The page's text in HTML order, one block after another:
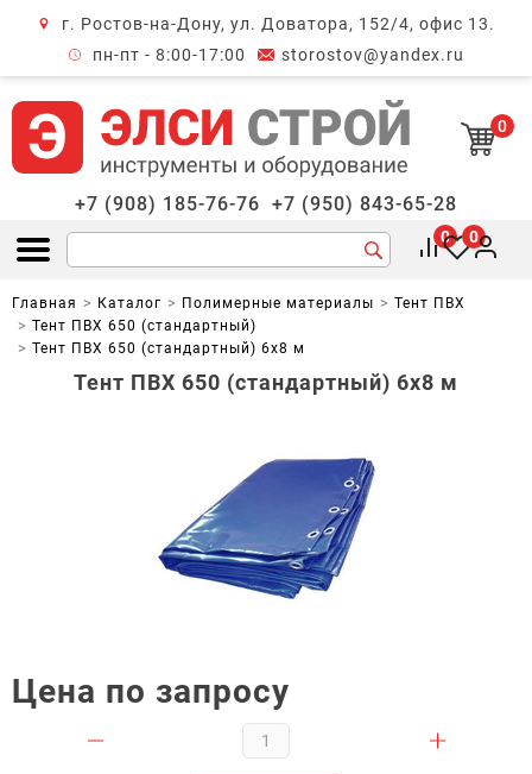
г. Ростов-на-Дону, ул. Доватора, 152/4, офис 13.
пн-пт - 8:00-17:00
storostov@yandex.ru
0
+7 (908) 185-76-76 +7 (950) 843-65-28
Открыть меню
0 0
Главная Каталог Полимерные материалы
Тент ПВХ
Тент ПВХ 650 (стандартный)
Тент ПВХ 650 (стандартный) 6х8 м
Тент ПВХ 650 (стандартный) 6х8 м
Цена по запросу